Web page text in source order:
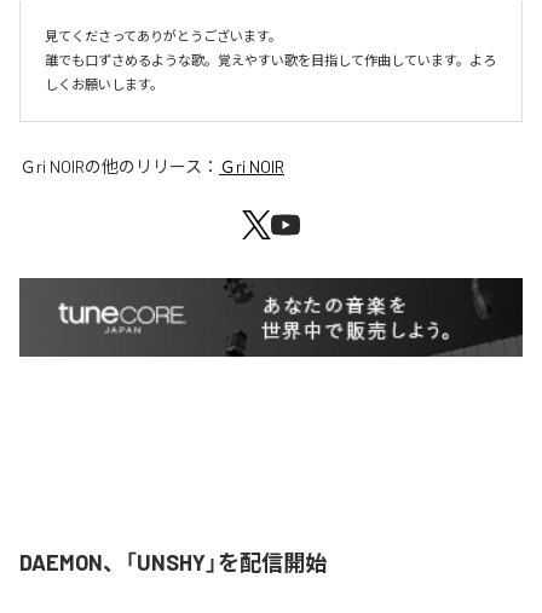
見てくださってありがとうございます。
誰でも口ずさめるような歌。覚えやすい歌を目指して作曲しています。よろ
しくお願いします。
Ｇri NOIRの他のリリース： Ｇri NOIR
DAEMON、「UNSHY」を配信開始